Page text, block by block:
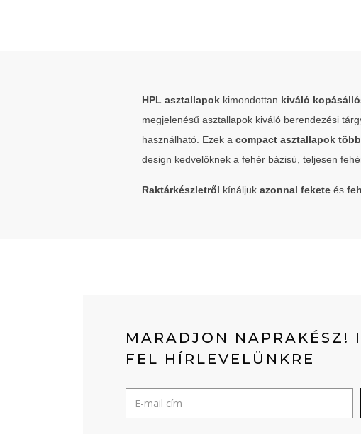
HPL asztallapokkimondottan kiváló
megjelenésű asztallapok kiváló berendezési
használható. Ezek a compact asztallapok
design kedvelőknek a fehér bázisú, teljesen
Raktárkészletről kínáljuk azonnal feketeés
MARADJON NAPRAKÉSZ!
FEL HÍRLEVELÜNKRE